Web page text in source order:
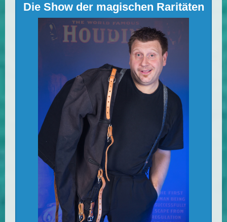
Die Show der magischen Raritäten